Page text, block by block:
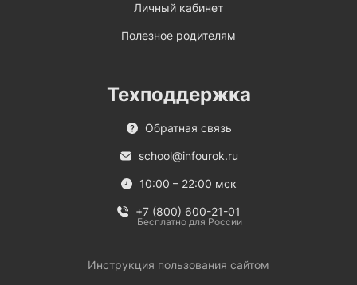
Личный кабинет
Полезное родителям
Техподдержка
Обратная связь
school@infourok.ru
10:00 – 22:00 мск
+7 (800) 600-21-01
Бесплатно для России
Инструкция пользования сайтом